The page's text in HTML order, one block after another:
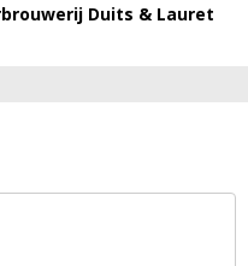
Duits & Lauret